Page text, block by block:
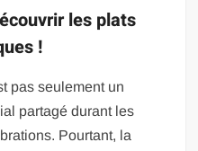
les plats
!
pas seulement un
partagé durant les
Pourtant, la